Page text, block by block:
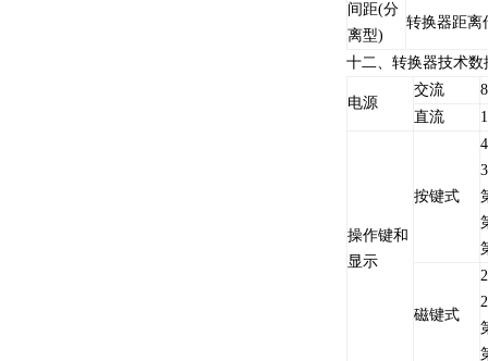
间距(分
离型)
转换器距离
十二、转换器技术数
电源
交流
直流
操作键和
显示
按键式
磁键式